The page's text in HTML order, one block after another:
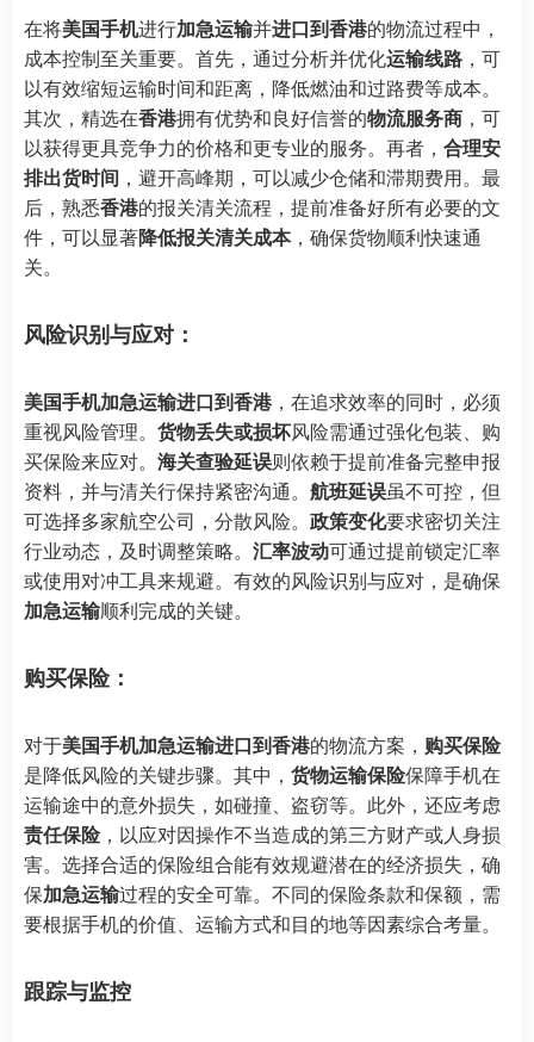
在将美国手机进行加急运输并进口到香港的物流过程中，
成本控制至关重要。首先，通过分析并优化运输线路 ，可
以有效缩短运输时间和距离，降低燃油和过路费等成本。
其次，精选在香港拥有优势和良好信誉的物流服务商 ，可
以获得更具竞争力的价格和更专业的服务。再者， 合理安
排出货时间 ，避开高峰期，可以减少仓储和滞期费用。最
后，熟悉香港的报关清关流程，提前准备好所有必要的文
件，可以显著降低报关清关成本，确保货物顺利快速通
关。
风险识别与应对：
美国手机加急运输进口到香港，在追求效率的同时，必须
重视风险管理。 货物丢失或损坏风险需通过强化包装、购
买保险来应对。 海关查验延误则依赖于提前准备完整申报
资料，并与清关行保持紧密沟通。 航班延误虽不可控，但
可选择多家航空公司，分散风险。 政策变化要求密切关注
行业动态，及时调整策略。 汇率波动可通过提前锁定汇率
或使用对冲工具来规避。有效的风险识别与应对，是确保
加急运输顺利完成的关键。
购买保险：
对于美国手机加急运输进口到香港的物流方案， 购买保险
是降低风险的关键步骤。其中， 货物运输保险保障手机在
运输途中的意外损失，如碰撞、盗窃等。此外，还应考虑
责任保险，以应对因操作不当造成的第三方财产或人身损
害。选择合适的保险组合能有效规避潜在的经济损失，确
保加急运输过程的安全可靠。不同的保险条款和保额，需
要根据手机的价值、运输方式和目的地等因素综合考量。
跟踪与监控